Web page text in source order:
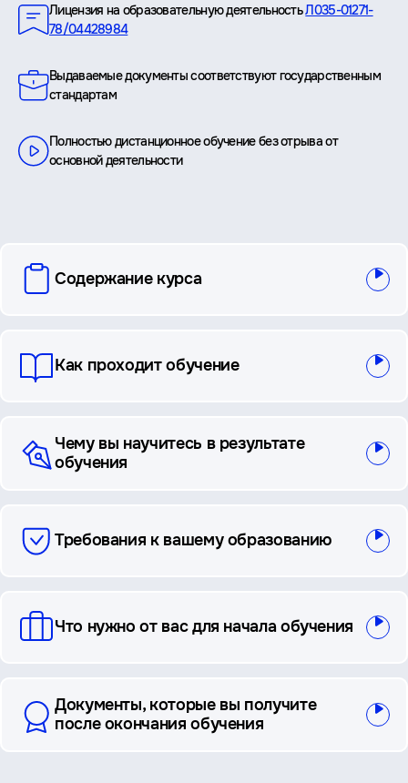
Лицензия на образовательную деятельностьЛ035-01271-
78/04428984
Выдаваемые документы соответствуют государственным
стандартам
Полностью дистанционное обучение без отрыва от
основной деятельности
вопросы
Содержание курса
Как проходит обучение
Чему вы научитесь в результате
обучения
Требования к вашему образованию
Что нужно от вас для начала обучения
Документы, которые вы получите
после окончания обучения